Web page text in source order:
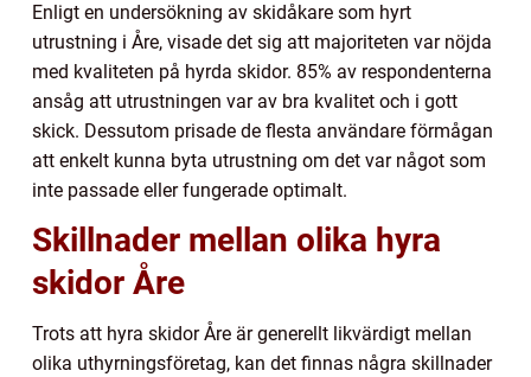
Enligt en undersökning av skidåkare som hyrt
utrustning i Åre, visade det sig att majoriteten var nöjda
med kvaliteten på hyrda skidor. 85% av respondenterna
ansåg att utrustningen var av bra kvalitet och i gott
skick. Dessutom prisade de flesta användare förmågan
att enkelt kunna byta utrustning om det var något som
inte passade eller fungerade optimalt.
Skillnader mellan olika hyra
skidor Åre
Trots att hyra skidor Åre är generellt likvärdigt mellan
olika uthyrningsföretag, kan det finnas några skillnader